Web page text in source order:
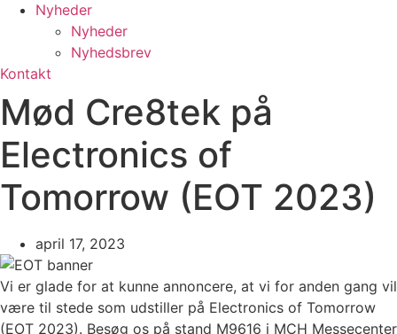
Nyheder
Nyheder
Nyhedsbrev
Kontakt
Mød Cre8tek på
Electronics of
Tomorrow (EOT 2023)
april 17, 2023
Vi er glade for at kunne annoncere, at vi for anden gang vil
være til stede som udstiller på Electronics of Tomorrow
(EOT 2023). Besøg os på stand M9616 i MCH Messecenter